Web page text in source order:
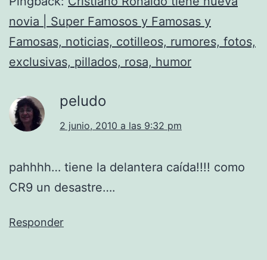
novia | Super Famosos y Famosas y
Famosas, noticias, cotilleos, rumores, fotos,
exclusivas, pillados, rosa, humor
peludo
2 junio, 2010 a las 9:32 pm
pahhhh… tiene la delantera caída!!!! como
CR9 un desastre….
Responder